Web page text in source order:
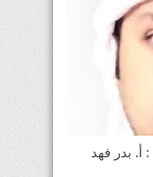
: أ. بدر فهد